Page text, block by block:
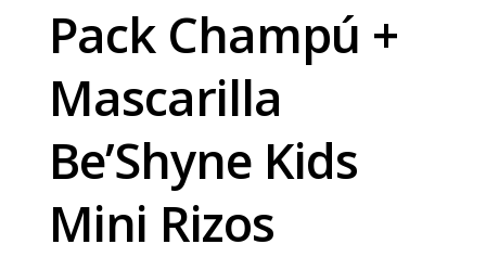
Pack Champú +
Mascarilla
Be’Shyne Kids
Mini Rizos